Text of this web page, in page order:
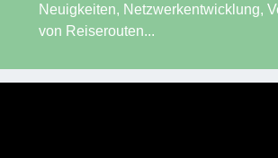
Neuigkeiten, Netzwerkentwicklung,
von Reiserouten...